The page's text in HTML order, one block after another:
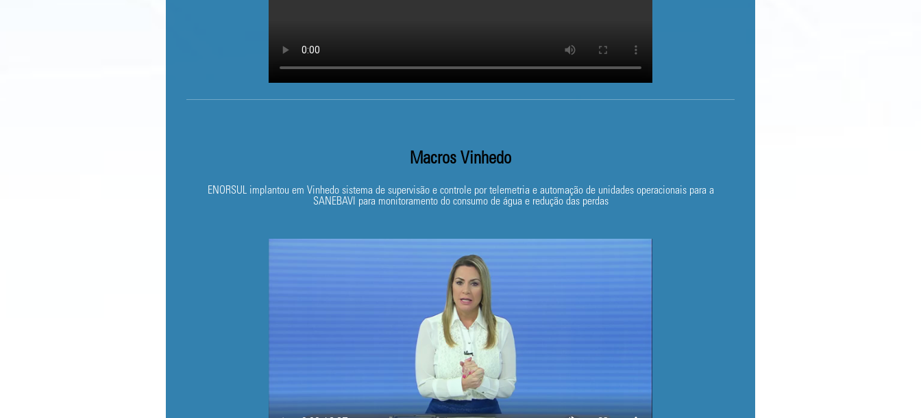
Macros Vinhedo
ENORSUL implantou em Vinhedo sistema de supervisão e controle por telemetria e automação de unidades operacionais para a
SANEBAVI para monitoramento do consumo de água e redução das perdas